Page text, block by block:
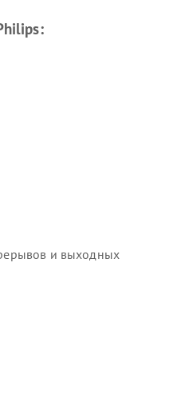
и выходных